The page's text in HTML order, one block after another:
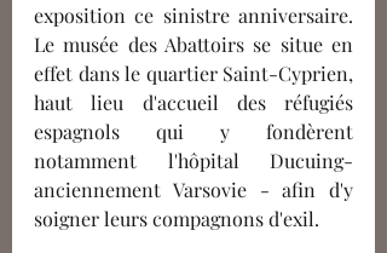
exposition ce sinistre anniversaire.
Le musée des Abattoirs se situe en
effet dans le quartier Saint-Cyprien,
haut lieu d'accueil des réfugiés
espagnols qui y fondèrent
notamment l'hôpital Ducuing-
anciennement Varsovie - afin d'y
soigner leurs compagnons d'exil.